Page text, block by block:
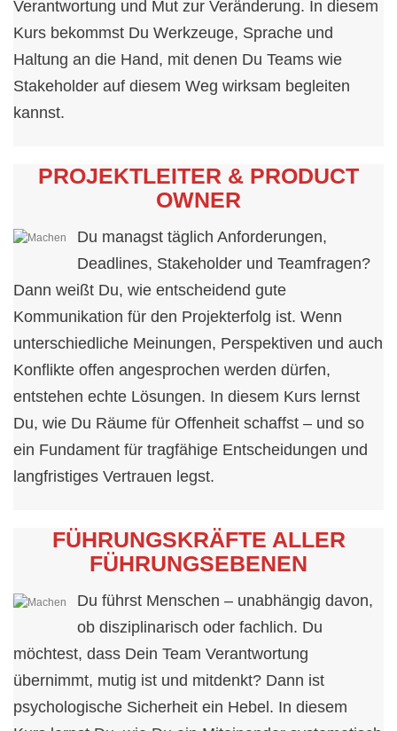
Verantwortung und Mut zur Veränderung. In diesem
Kurs bekommst Du Werkzeuge, Sprache und
Haltung an die Hand, mit denen Du Teams wie
Stakeholder auf diesem Weg wirksam begleiten
kannst.
PROJEKTLEITER & PRODUCT
OWNER
Du managst täglich Anforderungen,
Deadlines, Stakeholder und Teamfragen?
Dann weißt Du, wie entscheidend gute
Kommunikation für den Projekterfolg ist. Wenn
unterschiedliche Meinungen, Perspektiven und auch
Konflikte offen angesprochen werden dürfen,
entstehen echte Lösungen. In diesem Kurs lernst
Du, wie Du Räume für Offenheit schaffst – und so
ein Fundament für tragfähige Entscheidungen und
langfristiges Vertrauen legst.
FÜHRUNGSKRÄFTE ALLER
FÜHRUNGSEBENEN
Du führst Menschen – unabhängig davon,
ob disziplinarisch oder fachlich. Du
möchtest, dass Dein Team Verantwortung
übernimmt, mutig ist und mitdenkt? Dann ist
psychologische Sicherheit ein Hebel. In diesem